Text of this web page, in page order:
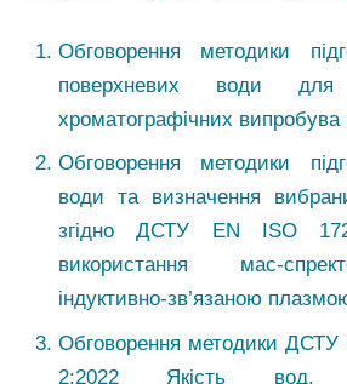
Обговорення методики
поверхневих води для
хроматографічних випробува
Обговорення методики
води та визначення
згідно ДСТУ EN ISO
використання мас-
індуктивно-зв’язаною
Обговорення методики ДСТУ
2:2022 Якість вод.